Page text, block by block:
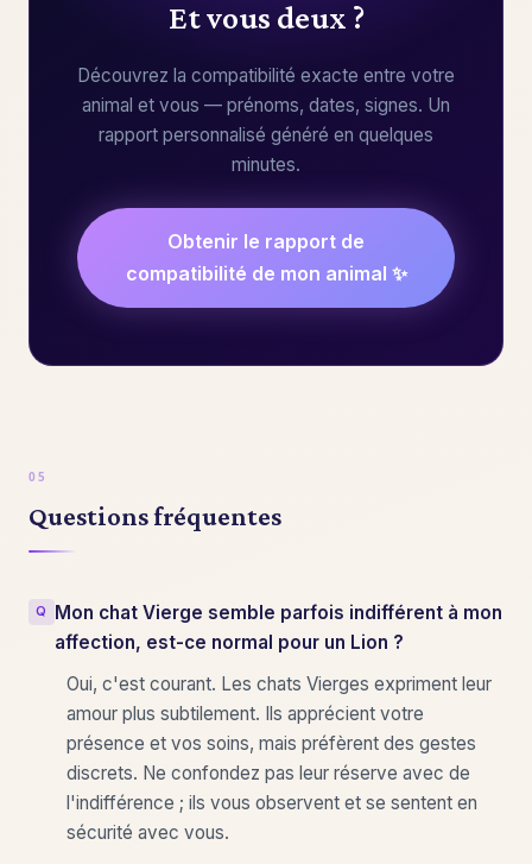
Et vous deux ?
Découvrez la compatibilité exacte entre votre
animal et vous — prénoms, dates, signes. Un
rapport personnalisé généré en quelques
minutes.
Obtenir le rapport de
compatibilité de mon animal ✨
Questions fréquentes
Mon chat Vierge semble parfois indifférent à mon
affection, est-ce normal pour un Lion ?
Oui, c'est courant. Les chats Vierges expriment leur
amour plus subtilement. Ils apprécient votre
présence et vos soins, mais préfèrent des gestes
discrets. Ne confondez pas leur réserve avec de
l'indifférence ; ils vous observent et se sentent en
sécurité avec vous.